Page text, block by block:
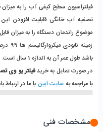
فیلتراسیون سطح کیفی آب را به
تصفیه آب خانگی قابلیت افزودن این
موضوع راندمان دستگاه را به میزان
باشد طول عمر آن به اندازه 1 سال است.
در صورت تمایل به خریدفیلتر یو وی
با مراجعه به سایت آبین با ما در ارتباط
مشخصات فنی